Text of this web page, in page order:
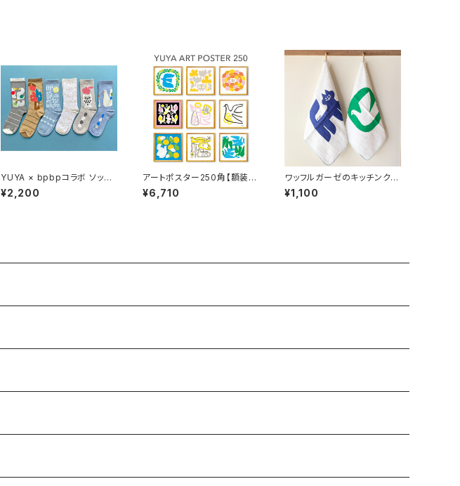
YUYA × bpbpコラボ ソック
ス ６柄
¥2,200
アートポスター250角【額装済
み】
¥6,710
ワッフルガーゼのキッチンクロ
ス２柄
¥1,100